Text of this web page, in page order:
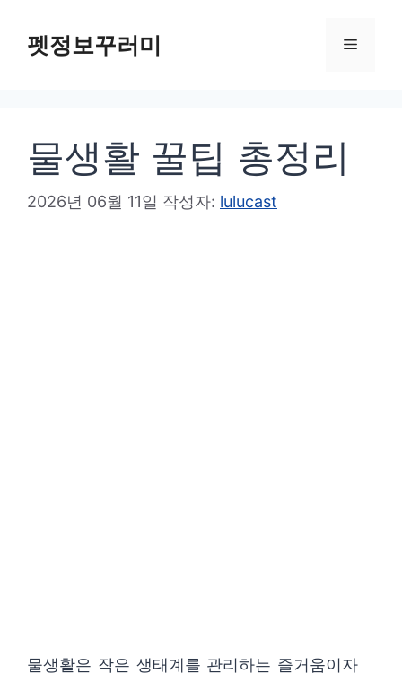
펫정보꾸러미 메
물생활 꿀팁 총정리
2026년 06월 11일 작성자: lulucast
물생활은 작은 생태계를 관리하는 즐거움이자